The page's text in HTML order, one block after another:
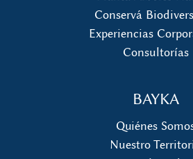
Conservá
Experiencias
Consultorías
BAYKA
Quiénes
Nuestro